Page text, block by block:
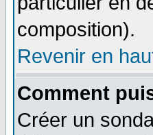
composition).
Revenir en
Comment
Créer un